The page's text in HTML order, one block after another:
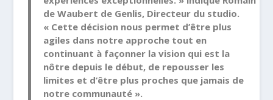
de Waubert de Genlis, Directeur du studio.
« Cette décision nous permet d’être plus
agiles dans notre approche tout en
continuant à façonner la vision qui est la
nôtre depuis le début, de repousser les
limites et d’être plus proches que jamais de
notre communauté ».